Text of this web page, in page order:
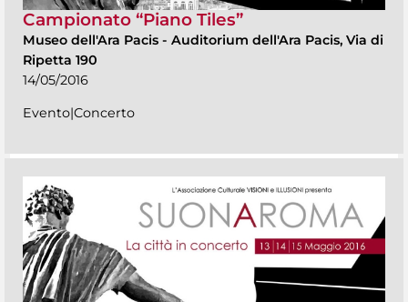
Campionato “Piano Tiles”
Museo dell'Ara Pacis - Auditorium dell'Ara Pacis, Via di
Ripetta 190
14/05/2016
Evento|Concerto